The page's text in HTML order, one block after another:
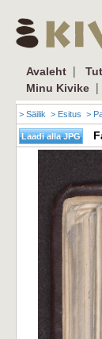
Avaleht |
Minu Kivike |
> Säilik > Esitus >